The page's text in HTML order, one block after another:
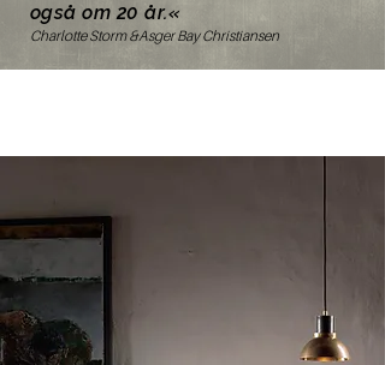
også om 20 år.«
Charlotte Storm &Asger Bay Christiansen